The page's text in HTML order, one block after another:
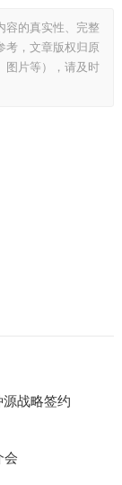
容的真实性、完整
考，文章版权归原
图片等），请及时
战略签约
会